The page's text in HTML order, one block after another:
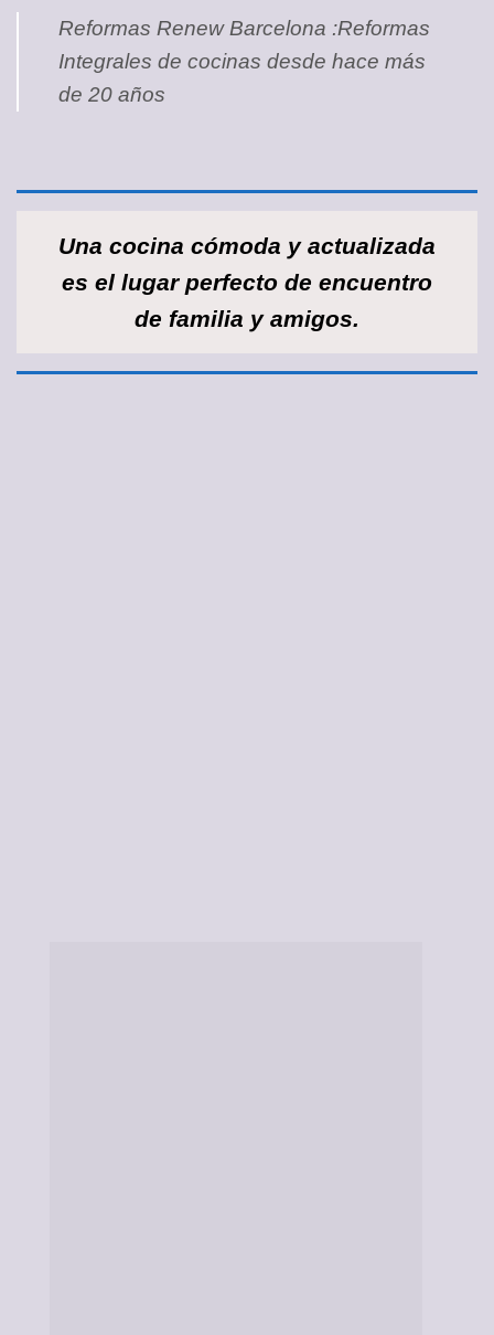
Reformas Renew Barcelona :Reformas
Integrales de cocinas desde hace más
de 20 años
Una cocina cómoda y actualizada
es el lugar perfecto de encuentro
de familia y amigos.